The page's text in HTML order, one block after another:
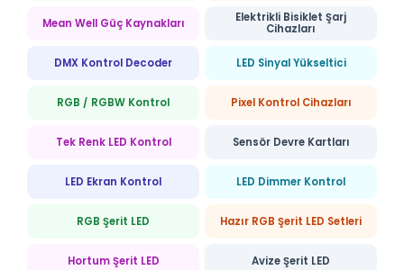
Mean Well Güç Kaynakları
Elektrikli Bisiklet Şarj
Cihazları
DMX Kontrol Decoder LED Sinyal Yükseltici
RGB / RGBW Kontrol Pixel Kontrol Cihazları
Tek Renk LED Kontrol Sensör Devre Kartları
LED Ekran Kontrol LED Dimmer Kontrol
RGB Şerit LED Hazır RGB Şerit LED Setleri
Hortum Şerit LED Avize Şerit LED